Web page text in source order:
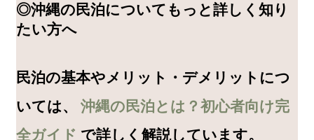
◎沖縄の民泊についてもっと詳しく知り
たい方へ
民泊の基本やメリット・デメリットにつ
いては、 沖縄の民泊とは？初心者向け完
全ガイド で詳しく解説しています。